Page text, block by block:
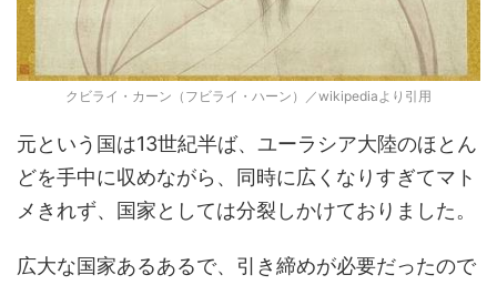
クビライ・カーン（フビライ・ハーン）／wikipediaより引用
元という国は13世紀半ば、ユーラシア大陸のほとん
どを手中に収めながら、同時に広くなりすぎてマト
メきれず、国家としては分裂しかけておりました。
広大な国家あるあるで、引き締めが必要だったので